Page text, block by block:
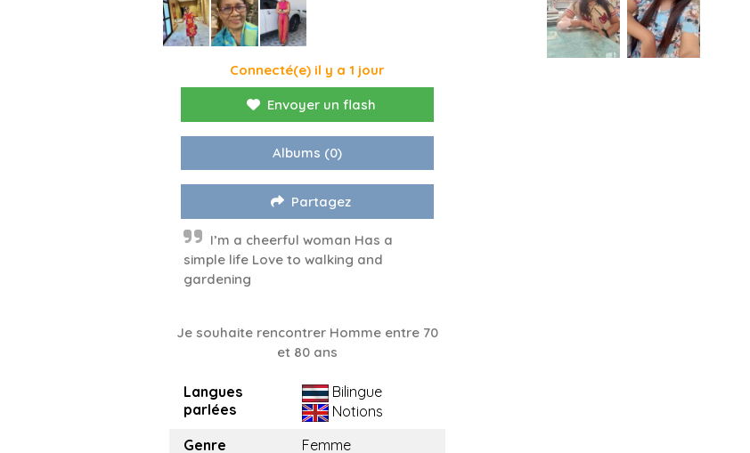
Connecté(e) il y a 1 jour
Envoyer un flash
Albums (0)
Partagez
I’m a cheerful woman Has a
simple life Love to walking and
gardening
Je souhaite rencontrer Homme entre 70
et 80 ans
Langues
parlées
Bilingue
Notions
Genre
Femme